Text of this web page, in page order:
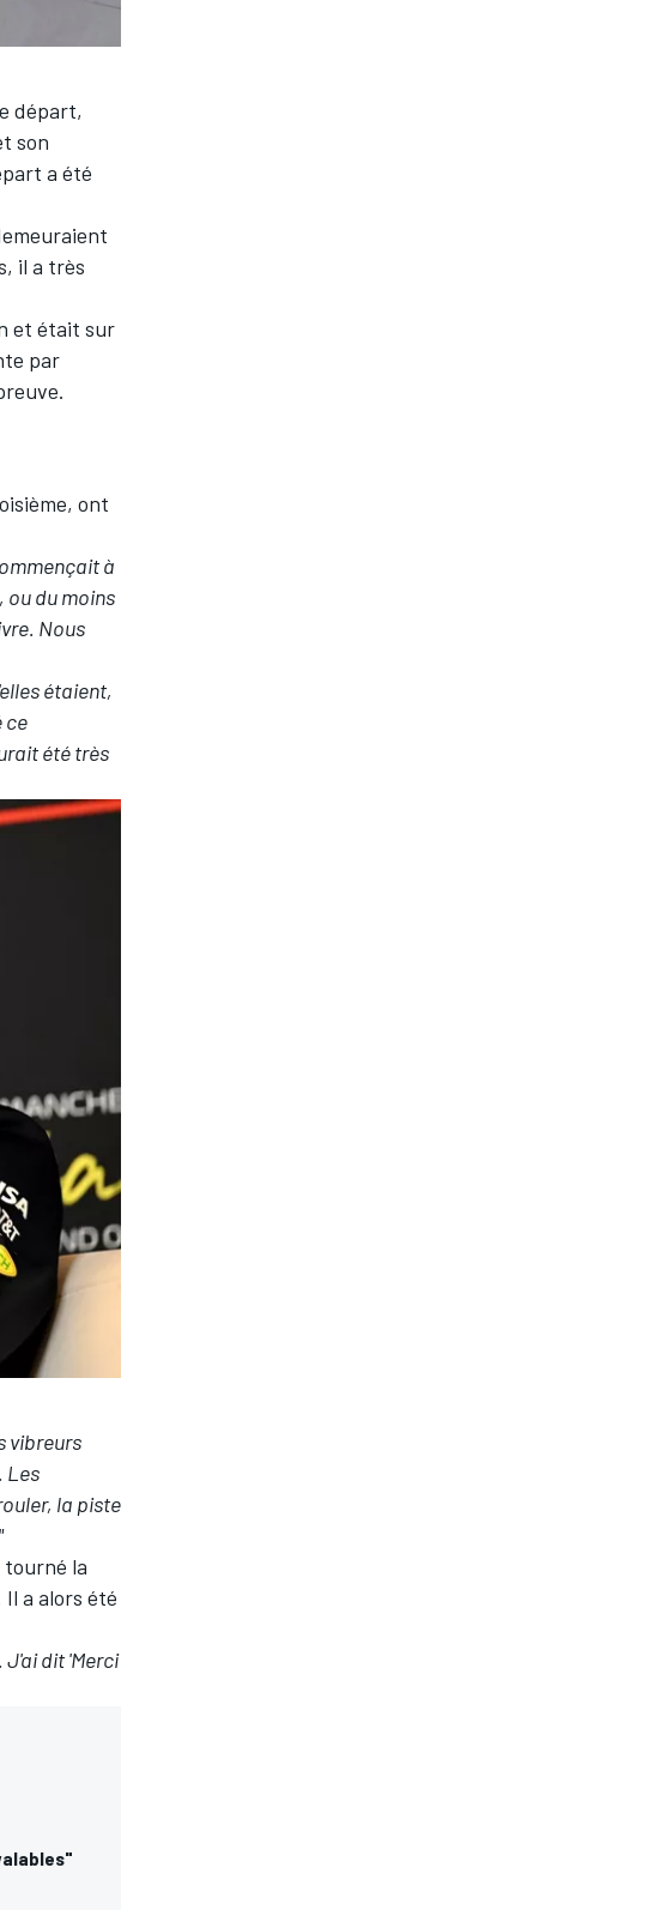
départ,
son
a été
il a très
et était sur
par
ont
à
ou du moins
Nous
étaient,
ce
été très
vibreurs
Les
la piste
tourné la
a alors été
J'ai dit 'Merci